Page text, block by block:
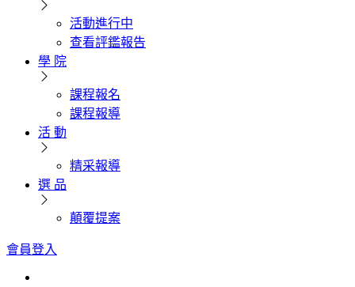
活動進行中
查看評鑑報告
學 院
課程報名
課程報導
活 動
精采報導
選 品
顛覆提案
會員登入